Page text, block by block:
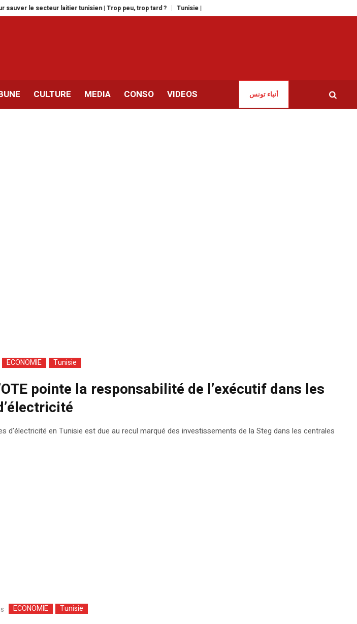
laitier tunisien | Trop peu, trop tard ? Tunisie | L’OTE pointe la responsabilité de l’exécutif dans les coupures
CULTURE MEDIA CONSO VIDEOS أنباء تونس
ECONOMIE Tunisie
pointe la responsabilité de l’exécutif dans les
d’électricité en Tunisie est due au recul marqué des investissements de la Steg dans les centrales
ECONOMIE Tunisie